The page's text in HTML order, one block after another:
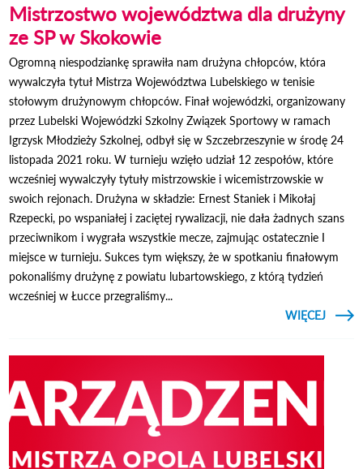
Mistrzostwo województwa dla drużyny
ze SP w Skokowie
Ogromną niespodziankę sprawiła nam drużyna chłopców, która
wywalczyła tytuł Mistrza Województwa Lubelskiego w tenisie
stołowym drużynowym chłopców. Finał wojewódzki, organizowany
przez Lubelski Wojewódzki Szkolny Związek Sportowy w ramach
Igrzysk Młodzieży Szkolnej, odbył się w Szczebrzeszynie w środę 24
listopada 2021 roku. W turnieju wzięło udział 12 zespołów, które
wcześniej wywalczyły tytuły mistrzowskie i wicemistrzowskie w
swoich rejonach. Drużyna w składzie: Ernest Staniek i Mikołaj
Rzepecki, po wspaniałej i zaciętej rywalizacji, nie dała żadnych szans
przeciwnikom i wygrała wszystkie mecze, zajmując ostatecznie I
miejsce w turnieju. Sukces tym większy, że w spotkaniu finałowym
pokonaliśmy drużynę z powiatu lubartowskiego, z którą tydzień
wcześniej w Łucce przegraliśmy...
CZYTAJ
WIĘCEJ